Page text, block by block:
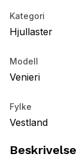
Kategori
Hjullaster
Modell
Venieri
Fylke
Vestland
Beskrivelse